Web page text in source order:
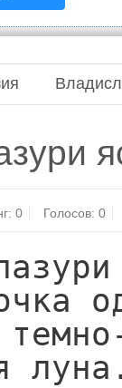
0 Голосов: 0